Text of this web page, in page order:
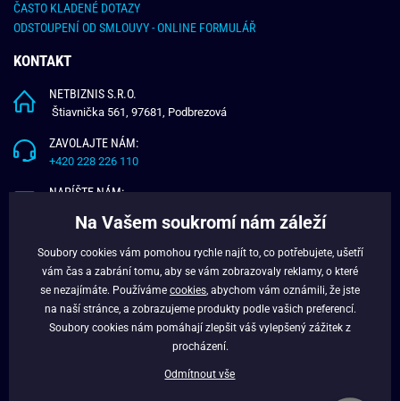
ČASTO KLADENÉ DOTAZY
ODSTOUPENÍ OD SMLOUVY - ONLINE FORMULÁŘ
KONTAKT
NETBIZNIS S.R.O.
Štiavnička 561, 97681, Podbrezová
ZAVOLAJTE NÁM:
+420 228 226 110
NAPÍŠTE NÁM:
O NÁS
VĚRNOSTNÍ PROGRAM
Na Vašem soukromí nám záleží
Soubory cookies vám pomohou rychle najít to, co potřebujete, ušetří
vám čas a zabrání tomu, aby se vám zobrazovaly reklamy, o které
se nezajímáte. Používáme cookies , abychom vám oznámili, že jste
na naší stránce, a zobrazujeme produkty podle vašich preferencí.
Soubory cookies nám pomáhají zlepšit váš vylepšený zážitek z
procházení.
Odmítnout vše